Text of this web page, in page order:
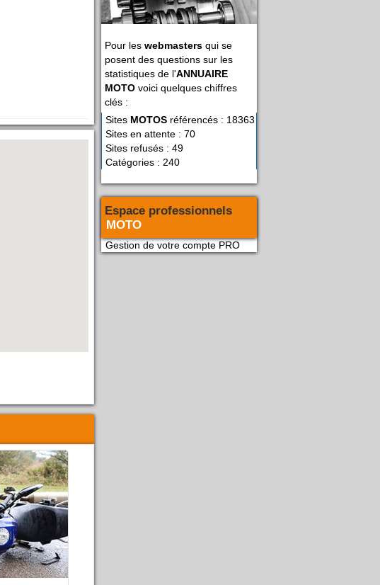
Pour les webmasters qui se
posent des questions sur les
statistiques de l'ANNUAIRE
MOTO voici quelques chiffres
clés :
Sites MOTOS référencés : 18363
Sites en attente : 70
Sites refusés : 49
Catégories : 240
Espace professionnels
MOTO
Gestion de votre compte PRO